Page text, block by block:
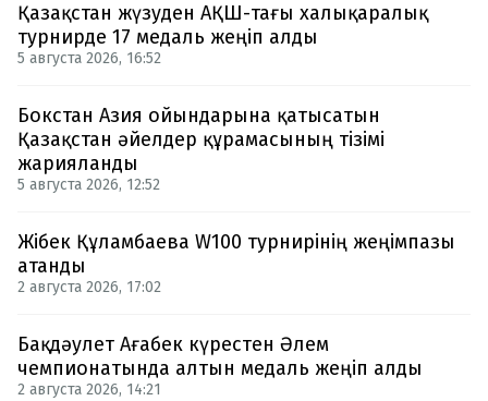
Қазақстан жүзуден АҚШ-тағы халықаралық
турнирде 17 медаль жеңіп алды
5 августа 2026, 16:52
Бокстан Азия ойындарына қатысатын
Қазақстан әйелдер құрамасының тізімі
жарияланды
5 августа 2026, 12:52
Жібек Құламбаева W100 турнирінің жеңімпазы
атанды
2 августа 2026, 17:02
Бақдәулет Ағабек күрестен Әлем
чемпионатында алтын медаль жеңіп алды
2 августа 2026, 14:21